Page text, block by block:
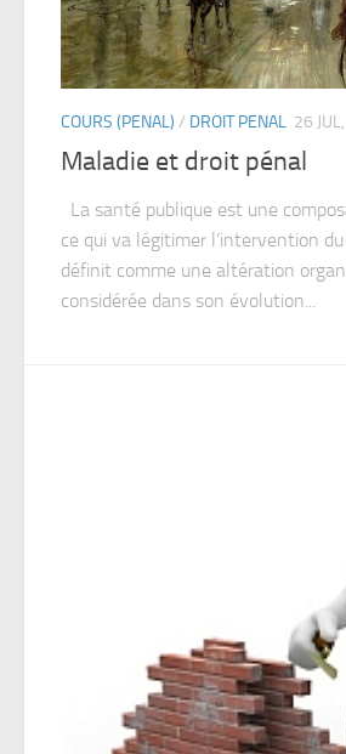
COURS (PENAL) / DROIT PENAL 26
Maladie et droit pénal
La santé publique est une
ce qui va légitimer l’intervention
définit comme une altération
considérée dans son évolution...